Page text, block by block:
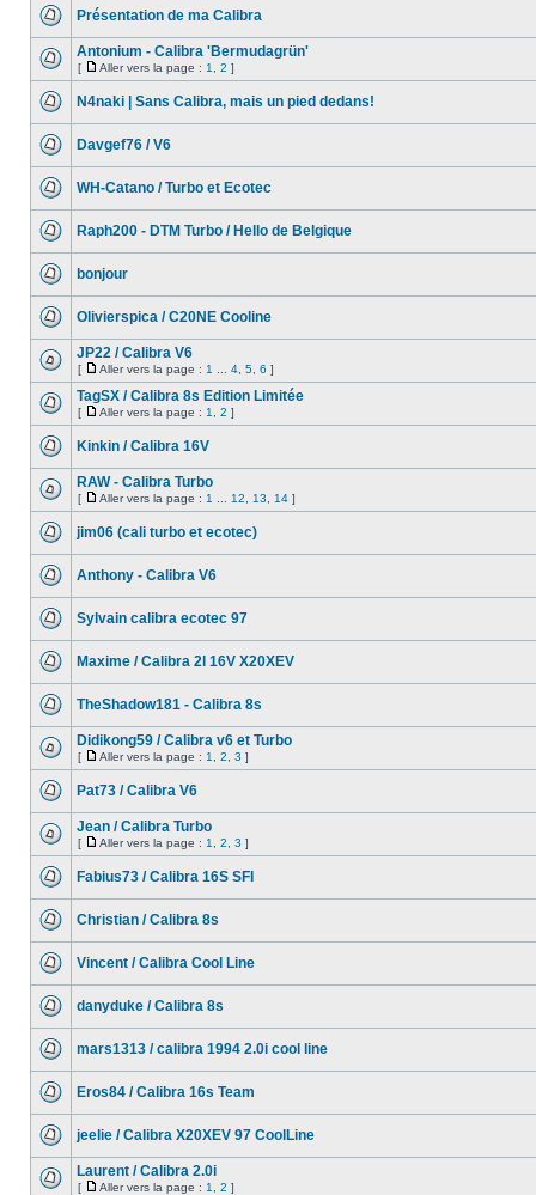
Présentation de ma Calibra
Antonium - Calibra 'Bermudagrün'
[ Aller vers la page : 1 2 ]
N4naki | Sans Calibra, mais un pied dedans!
Davgef76 / V6
WH-Catano / Turbo et Ecotec
Raph200 - DTM Turbo / Hello de Belgique
bonjour
Olivierspica / C20NE Cooline
JP22 / Calibra V6
[ Aller vers la page : 1 4 5 6 ]
TagSX / Calibra 8s Edition Limitée
[ Aller vers la page : 1 2 ]
Kinkin / Calibra 16V
RAW - Calibra Turbo
[ Aller vers la page : 1 12 13 14 ]
jim06 (cali turbo et ecotec)
Anthony - Calibra V6
Sylvain calibra ecotec 97
Maxime / Calibra 2l 16V X20XEV
TheShadow181 - Calibra 8s
Didikong59 / Calibra v6 et Turbo
[ Aller vers la page : 1 2 3 ]
Pat73 / Calibra V6
Jean / Calibra Turbo
[ Aller vers la page : 1 2 3 ]
Fabius73 / Calibra 16S SFI
Christian / Calibra 8s
Vincent / Calibra Cool Line
danyduke / Calibra 8s
mars1313 / calibra 1994 2.0i cool line
Eros84 / Calibra 16s Team
jeelie / Calibra X20XEV 97 CoolLine
Laurent / Calibra 2.0i
[ Aller vers la page : 1 2 ]